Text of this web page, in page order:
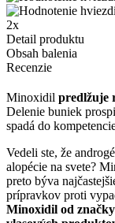
2x
Detail produktu
Obsah balenia
Recenzie
Minoxidil predlžuje
Delenie buniek
spadá do
Vedeli ste, že
alopécie na svete?
preto býva
prípravkov proti
Minoxidil od